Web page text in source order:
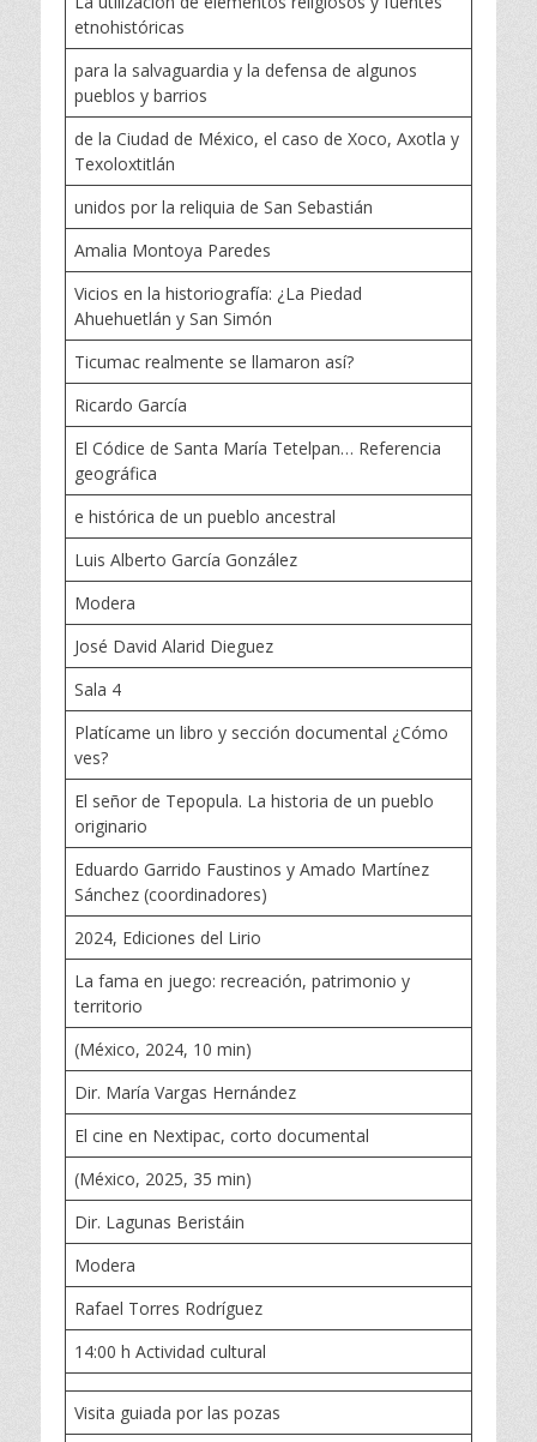
etnohistóricas
para la salvaguardia y la defensa de algunos
pueblos y barrios
de la Ciudad de México, el caso de Xoco, Axotla y
Texoloxtitlán
unidos por la reliquia de San Sebastián
Amalia Montoya Paredes
Vicios en la historiografía: ¿La Piedad
Ahuehuetlán y San Simón
Ticumac realmente se llamaron así?
Ricardo García
El Códice de Santa María Tetelpan… Referencia
geográfica
e histórica de un pueblo ancestral
Luis Alberto García González
Modera
José David Alarid Dieguez
Sala 4
Platícame un libro y sección documental ¿Cómo
ves?
El señor de Tepopula. La historia de un pueblo
originario
Eduardo Garrido Faustinos y Amado Martínez
Sánchez (coordinadores)
2024, Ediciones del Lirio
La fama en juego: recreación, patrimonio y
territorio
(México, 2024, 10 min)
Dir. María Vargas Hernández
El cine en Nextipac, corto documental
(México, 2025, 35 min)
Dir. Lagunas Beristáin
Modera
Rafael Torres Rodríguez
14:00 h Actividad cultural
Visita guiada por las pozas